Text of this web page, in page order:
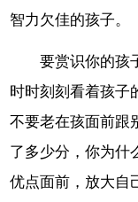
智力欠佳的孩子。
要赏识你的孩
时时刻刻看着孩子
不要老在孩面前跟
了多少分，你为什
优点面前，放大自